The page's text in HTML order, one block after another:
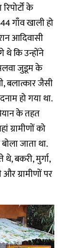
के
गाँव खाली हो
आदिवासी
थे कि उन्होंने
जुडूम के
बलात्कार जैसी
हो गया था.
के तहत
ग्रामीणों को
जाता था.
बकरी, मुर्गा,
ग्रामीणों पर